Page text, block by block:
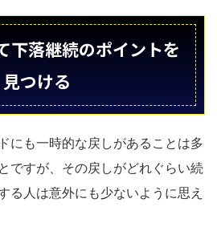
下落継続のポイントを
見つける
にも一時的な戻しがあることは多
ですが、その戻しがどれぐらい続
る人は意外にも少ないように思え